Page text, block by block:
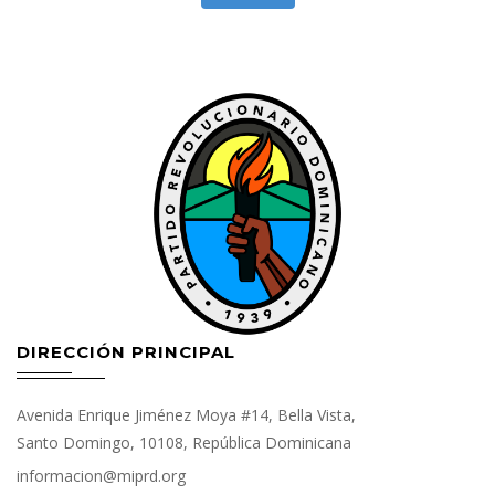
DIRECCIÓN PRINCIPAL
Avenida Enrique Jiménez Moya #14, Bella Vista,
Santo Domingo, 10108, República Dominicana
informacion@miprd.org